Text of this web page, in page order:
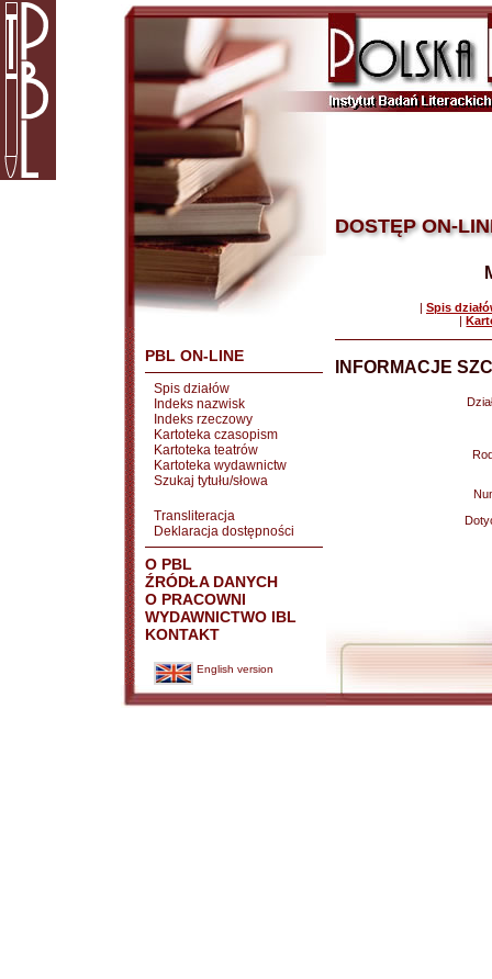
PBL ON-LINE
Spis działów
Indeks nazwisk
Indeks rzeczowy
Kartoteka czasopism
Kartoteka teatrów
Kartoteka wydawnictw
Szukaj tytułu/słowa
Transliteracja
Deklaracja dostępności
O PBL
ŹRÓDŁA DANYCH
O PRACOWNI
WYDAWNICTWO IBL
KONTAKT
English version
DOSTĘP ON-
| Spis
|
INFORMACJE